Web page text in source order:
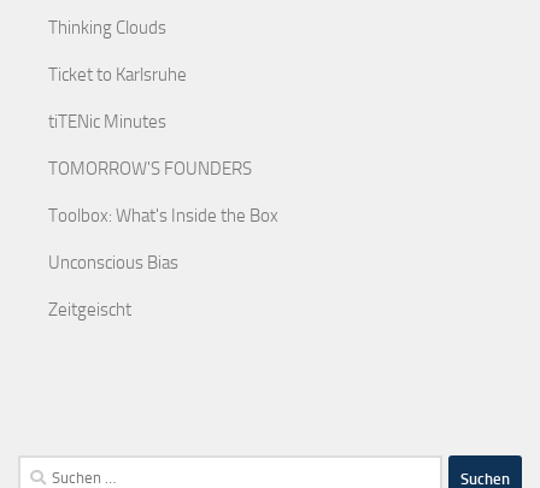
Thinking Clouds
Ticket to Karlsruhe
tiTENic Minutes
TOMORROW'S FOUNDERS
Toolbox: What's Inside the Box
Unconscious Bias
Zeitgeischt